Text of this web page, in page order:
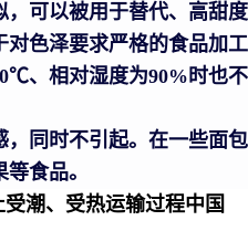
可以被用于替代、高甜
色泽要求严格的食品加
、相对湿度为90%时也
同时不引起。在一些面
食品。
潮、受热运输过程中国